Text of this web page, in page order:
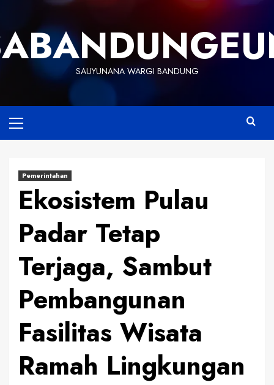
content
SAUYUNANA WARGI BANDUNG
Menu
Pemerintahan
Ekosistem Pulau
Padar Tetap
Terjaga, Sambut
Pembangunan
Fasilitas Wisata
Ramah Lingkungan